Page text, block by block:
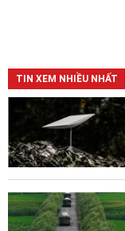
TIN XEM NHIỀU NHẤT